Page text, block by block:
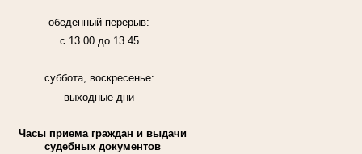
обеденный перерыв:
с 13.00 до 13.45
суббота, воскресенье:
выходные дни
Часы приема граждан и выдачи
судебных документов